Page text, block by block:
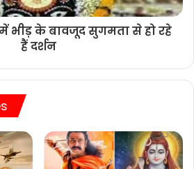
भीड़ के बावजूद सुगमता से हो रहे
हैं दर्शन